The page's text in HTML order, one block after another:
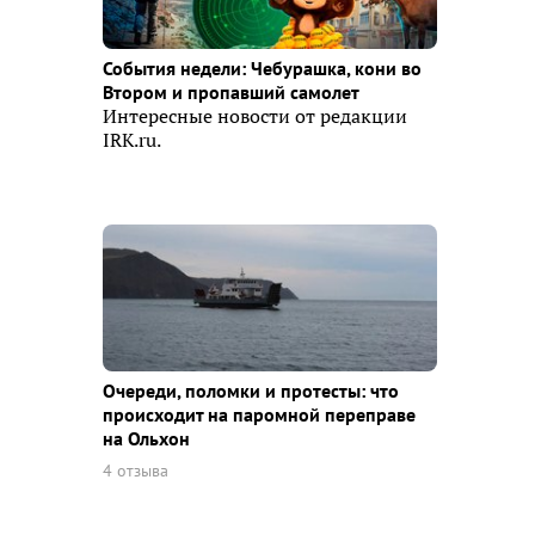
События недели: Чебурашка, кони во
Втором и пропавший самолет
Интересные новости от редакции
IRK.ru.
Очереди, поломки и протесты: что
происходит на паромной переправе
на Ольхон
4 отзыва